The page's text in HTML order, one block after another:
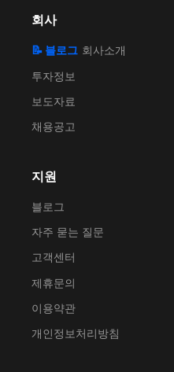
회사
📝 블로그 회사소개
투자정보
보도자료
채용공고
지원
블로그
자주 묻는 질문
고객센터
제휴문의
이용약관
개인정보처리방침